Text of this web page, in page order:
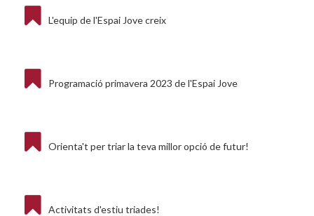
L'equip de l'Espai Jove creix
Programació primavera 2023 de l'Espai Jove
Orienta't per triar la teva millor opció de futur!
Activitats d'estiu triades!